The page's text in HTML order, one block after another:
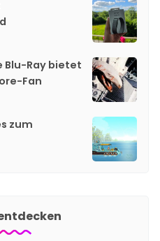
Blu-Ray bietet
Fan
zum